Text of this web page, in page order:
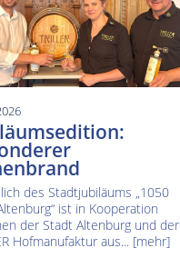
des Stadtjubiläums „1050
ist in Kooperation
der Stadt Altenburg und der
Hofmanufaktur aus... [mehr]